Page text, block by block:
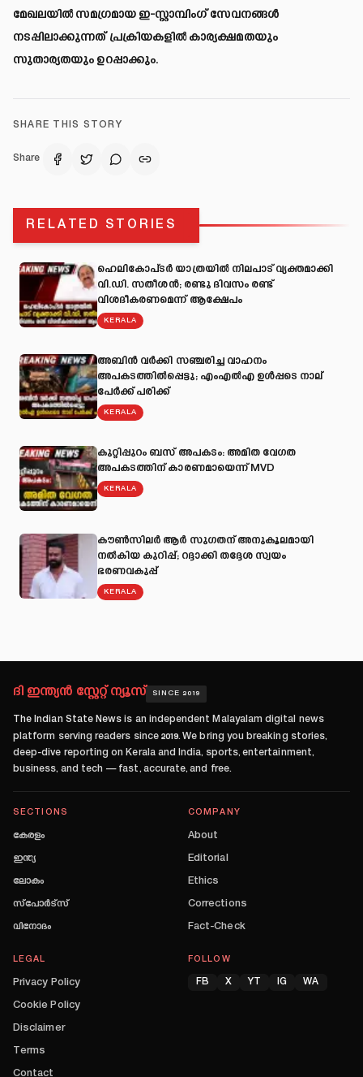
മേഖലയിൽ സമഗ്രമായ ഇ-സ്റ്റാമ്പിംഗ് സേവനങ്ങൾ
നടപ്പിലാക്കുന്നത് പ്രക്രിയകളിൽ കാര്യക്ഷമതയും
സുതാര്യതയും ഉറപ്പാക്കും.
SHARE THIS STORY
Share
RELATED STORIES
ഹെലികോപ്ടർ യാത്രയിൽ നിലപാട് വ്യക്തമാക്കി
വി.ഡി. സതീശൻ; രണ്ടു ദിവസം രണ്ട്
വിശദീകരണമെന്ന് ആക്ഷേപം
KERALA
അബിന്‍ വര്‍ക്കി സഞ്ചരിച്ച വാഹനം
അപകടത്തില്‍പ്പെട്ടു; എംഎല്‍എ ഉള്‍പ്പടെ നാല്
പേര്‍ക്ക് പരിക്ക്
KERALA
കുറ്റിപ്പുറം ബസ് അപകടം: അമിത വേഗത
അപകടത്തിന് കാരണമായെന്ന് MVD
KERALA
കൗൺസിലർ ആർ സുഗതന് അനുകൂലമായി
നല്‍കിയ കുറിപ്പ്; റദ്ദാക്കി തദ്ദേശ സ്വയം
ഭരണവകുപ്പ്
KERALA
ദി ഇന്ത്യൻ സ്റ്റേറ്റ് ന്യൂസ് SINCE 2019
The Indian State News is an independent Malayalam digital news
platform serving readers since 2019. We bring you breaking stories,
deep-dive reporting on Kerala and India, sports, entertainment,
business, and tech — fast, accurate, and free.
SECTIONS
കേരളം
ഇന്ത്യ
ലോകം
സ്പോർട്സ്
വിനോദം
COMPANY
About
Editorial
Ethics
Corrections
Fact-Check
LEGAL
Privacy Policy
Cookie Policy
Disclaimer
Terms
Contact
FOLLOW
FB X YT IG WA